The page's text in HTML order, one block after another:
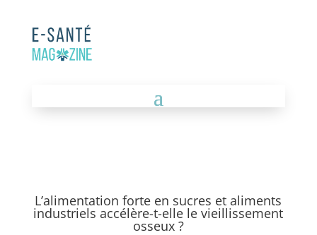
L’alimentation forte en sucres et aliments
industriels accélère-t-elle le vieillissement
osseux ?